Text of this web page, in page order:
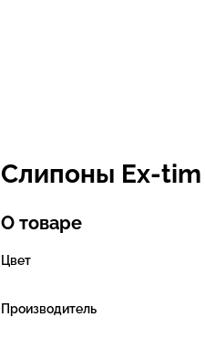
Слипоны Ex-
О товаре
Цвет
Производитель